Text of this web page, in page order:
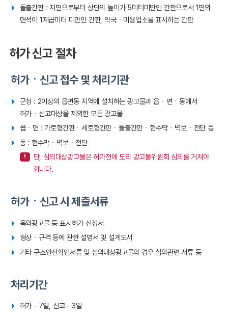
돌출간판 : 지면으로부터 상단의 높이가 5미터미만인 간판으로서 1면의
면적이 1제곱미터 미만인 간판, 약국ㆍ미용업소를 표시하는 간판
허가 신고 절차
허가ㆍ신고 접수 및 처리기관
군청 : 2이상의 읍면동 지역에 설치하는 광고물과 읍ㆍ면ㆍ동에서
허가ㆍ신고대상을 제외한 모든 광고물
읍ㆍ면 : 가로형간판ㆍ세로형간판ㆍ돌출간판ㆍ현수막ㆍ벽보ㆍ전단 등
동 : 현수막ㆍ벽보ㆍ전단
단, 심의대상광고물은 허가전에 도의 광고물위원회 심의를 거쳐야
합니다.
허가ㆍ신고 시 제출서류
옥외광고물 등 표시허가 신청서
형상ㆍ규격 등에 관한 설명서 및 설계도서
기타 구조안전확인서류 및 심의대상광고물의 경우 심의관련 서류 등
처리기간
허가 - 7일, 신고 - 3일